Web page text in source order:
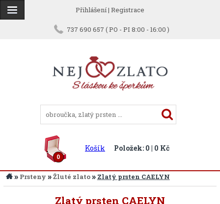
Přihlášení| Registrace
737 690 657 ( PO - PI 8:00 - 16:00 )
0
Košík Položek: 0 | 0 Kč
» Prsteny »Žluté zlato» Zlatý prsten CAELYN
Zlatý prsten CAELYN